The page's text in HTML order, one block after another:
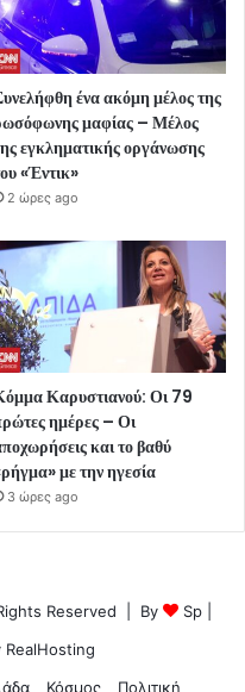
ένα ακόμη μέλος της
μαφίας – Μέλος
εγκληματικής οργάνωσης
«Έντικ»
2 ώρες ago
Καρυστιανού: Οι 79
ημέρες – Οι
και το βαθύ
με την ηγεσία
3 ώρες ago
Reserved | By Sp
RealHosting
Κόσμος Πολιτική